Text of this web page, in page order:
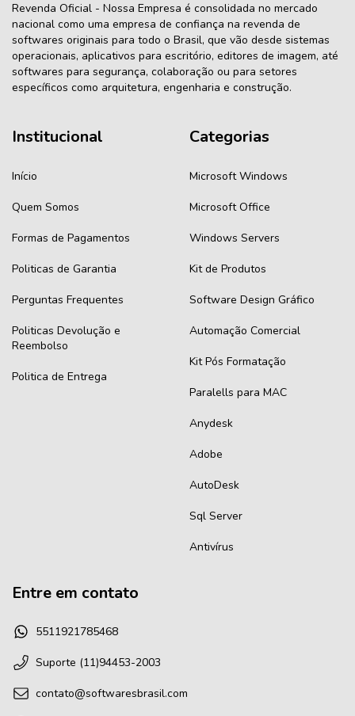
Revenda Oficial - Nossa Empresa é consolidada no mercado
nacional como uma empresa de confiança na revenda de
softwares originais para todo o Brasil, que vão desde sistemas
operacionais, aplicativos para escritório, editores de imagem, até
softwares para segurança, colaboração ou para setores
específicos como arquitetura, engenharia e construção.
Institucional
Início
Quem Somos
Formas de Pagamentos
Politicas de Garantia
Perguntas Frequentes
Politicas Devolução e
Reembolso
Politica de Entrega
Categorias
Microsoft Windows
Microsoft Office
Windows Servers
Kit de Produtos
Software Design Gráfico
Automação Comercial
Kit Pós Formatação
Paralells para MAC
Anydesk
Adobe
AutoDesk
Sql Server
Antivírus
Entre em contato
5511921785468
Suporte (11)94453-2003
contato@softwaresbrasil.com